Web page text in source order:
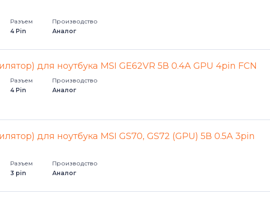
Разъем
4 Pin
Производство
Аналог
для ноутбука MSI GE62VR 5В 0.4A GPU 4pin FCN
Разъем
4 Pin
Производство
Аналог
для ноутбука MSI GS70, GS72 (GPU) 5В 0.5A 3pin
Разъем
3 pin
Производство
Аналог